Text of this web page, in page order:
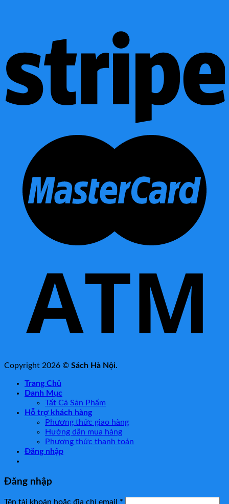
Copyright 2026 © Sách Hà Nội.
Trang Chủ
Danh Mục
Tất Cả Sản Phẩm
Hỗ trợ khách hàng
Phương thức giao hàng
Hướng dẫn mua hàng
Phương thức thanh toán
Đăng nhập
Đăng nhập
Tên tài khoản hoặc địa chỉ email *